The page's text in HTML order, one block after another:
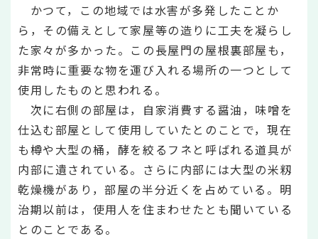
かつて，この地域では水害が多発したことか
ら，その備えとして家屋等の造りに工夫を凝らし
た家々が多かった。この長屋門の屋根裏部屋も，
非常時に重要な物を運び入れる場所の一つとして
使用したものと思われる。
次に右側の部屋は，自家消費する醤油，味噌を
仕込む部屋として使用していたとのことで，現在
も樽や大型の桶，酵を絞るフネと呼ばれる道具が
内部に遺されている。さらに内部には大型の米籾
乾燥機があり，部屋の半分近くを占めている。明
治期以前は，使用人を住まわせたとも聞いている
とのことである。